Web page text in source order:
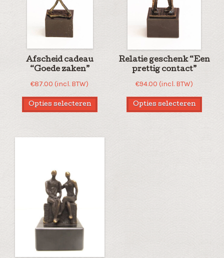
Afscheid cadeau
“Goede zaken”
€87.00 (incl. BTW)
Opties selecteren
Relatie geschenk “Een
prettig contact”
€94.00 (incl. BTW)
Opties selecteren